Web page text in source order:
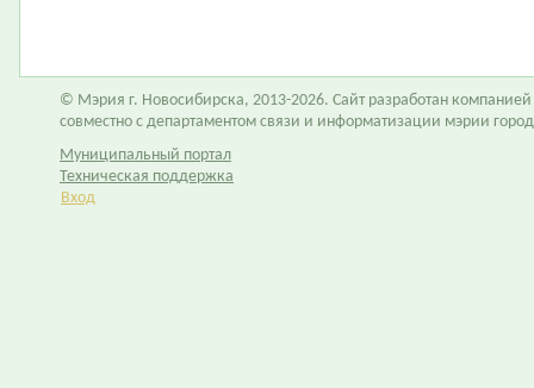
© Мэрия г. Новосибирска, 2013-2026. Сайт разработан компанией
совместно с департаментом связи и информатизации мэрии
Муниципальный портал
Техническая поддержка
Вход